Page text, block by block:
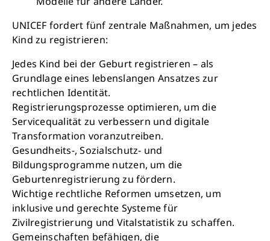
UNICEF fordert fünf zentrale Maßnahmen, um jedes
Kind zu registrieren:
Jedes Kind bei der Geburt registrieren – als
Grundlage eines lebenslangen Ansatzes zur
rechtlichen Identität.
Registrierungsprozesse optimieren, um die
Servicequalität zu verbessern und digitale
Transformation voranzutreiben.
Gesundheits-, Sozialschutz- und
Bildungsprogramme nutzen, um die
Geburtenregistrierung zu fördern.
Wichtige rechtliche Reformen umsetzen, um
inklusive und gerechte Systeme für
Zivilregistrierung und Vitalstatistik zu schaffen.
Gemeinschaften befähigen, die